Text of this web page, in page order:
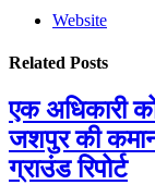
Website
Related Posts
एक अधिकारी
जशपुर की
ग्राउंड रिपोर्ट